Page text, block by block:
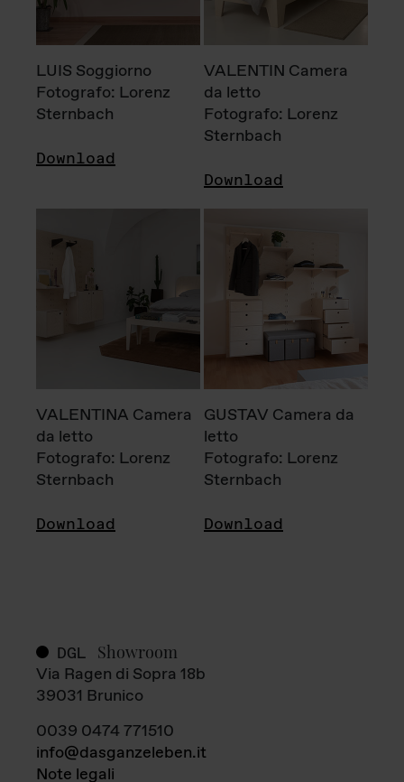
LUIS Soggiorno
Fotografo: Lorenz
Sternbach
Download
VALENTIN Camera
da letto
Fotografo: Lorenz
Sternbach
Download
VALENTINA Camera
da letto
Fotografo: Lorenz
Sternbach
Download
GUSTAV Camera da
letto
Fotografo: Lorenz
Sternbach
Download
DGL Showroom
Via Ragen di Sopra 18b
39031 Brunico
0039 0474 771510
info@dasganzeleben.it
Note legali